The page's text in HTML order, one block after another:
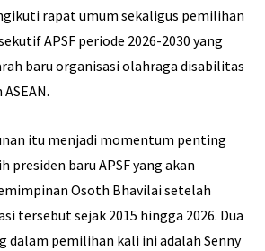
rapat umum sekaligus pemilihan
APSF periode 2026-2030 yang
baru organisasi olahraga disabilitas
itu menjadi momentum penting
presiden baru APSF yang akan
Osoth Bhavilai setelah
tersebut sejak 2015 hingga 2026. Dua
dalam pemilihan kali ini adalah Senny